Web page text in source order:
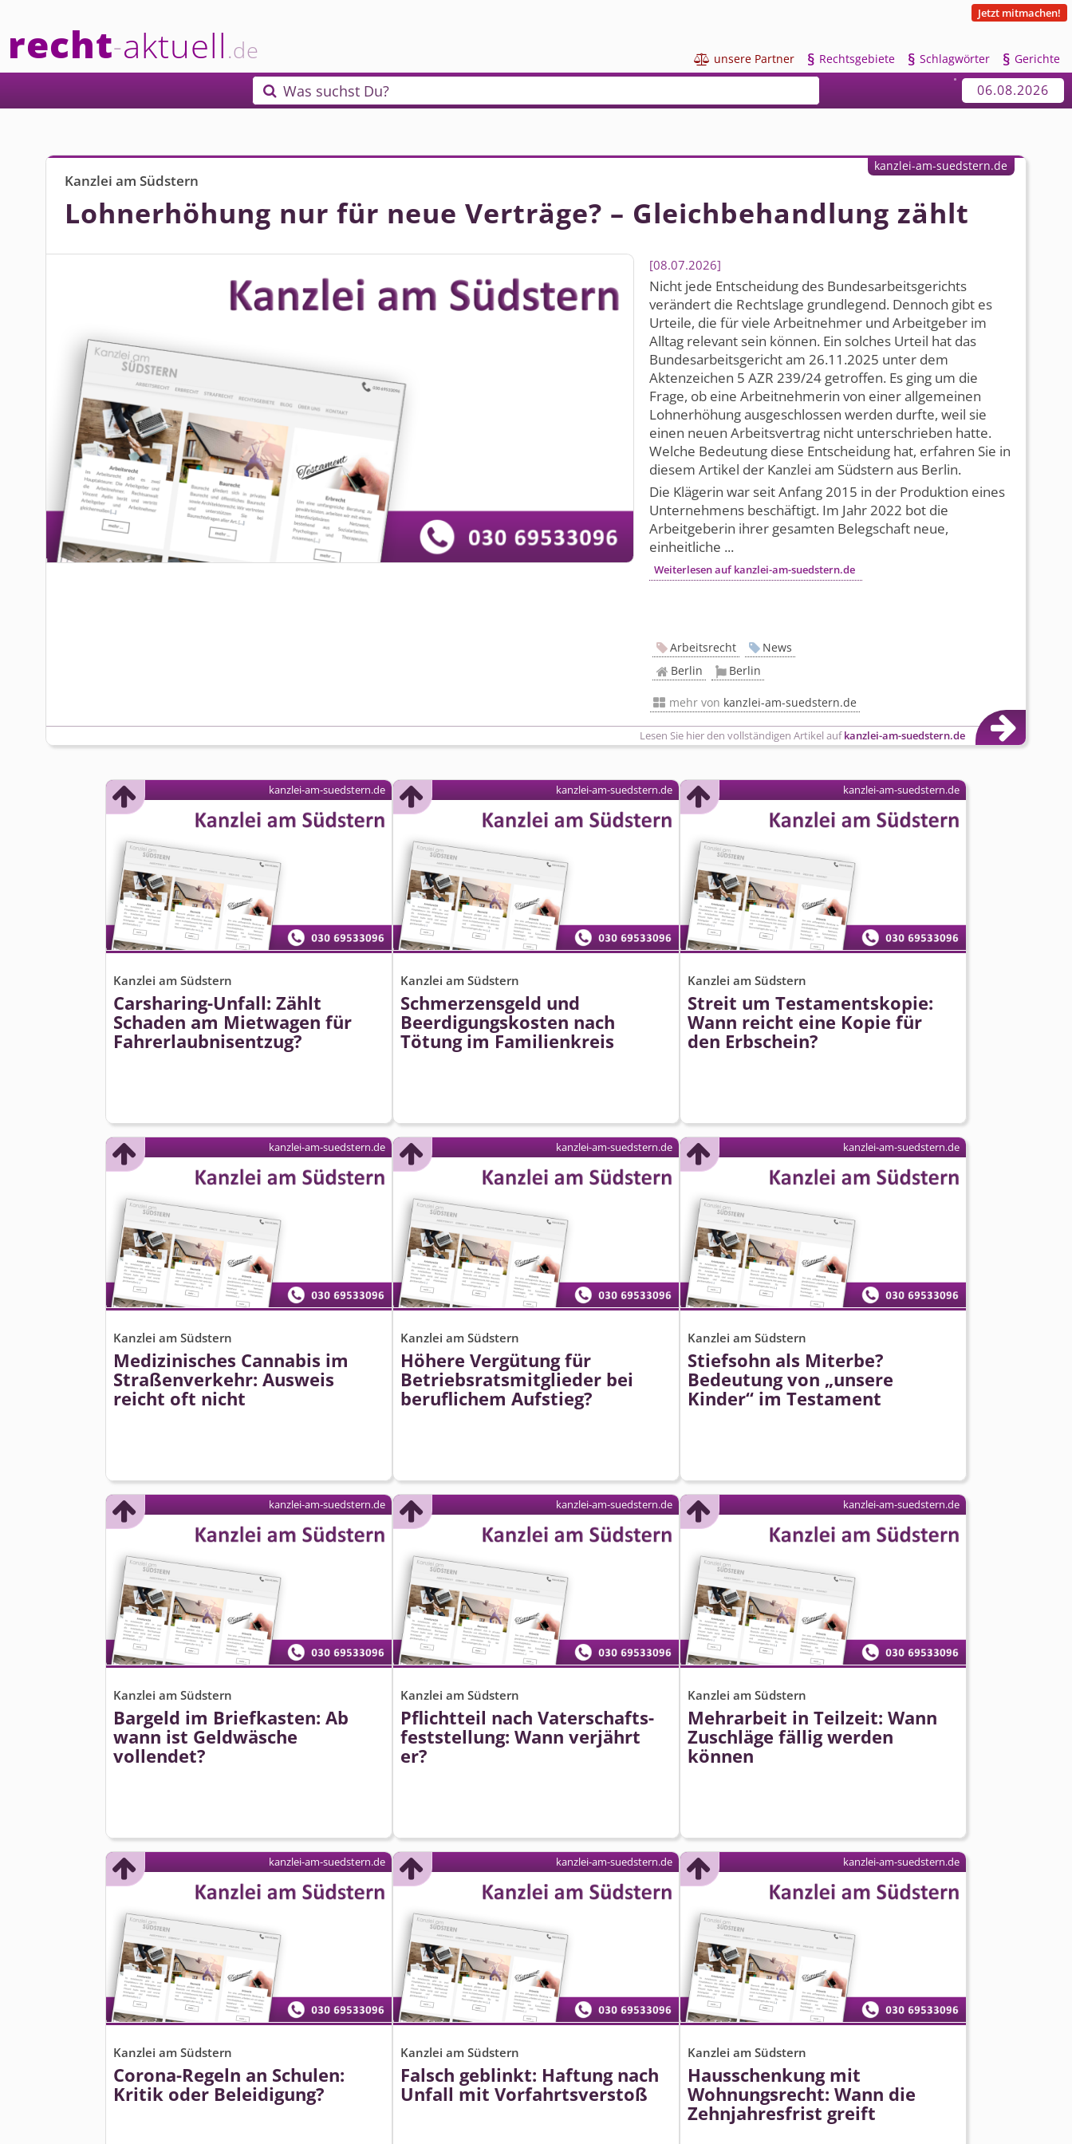
recht-aktuell.de
Jetzt mitmachen!
 unsere Partner § Rechtsgebiete § Schlagwörter § Gerichte
 Was suchst Du? 06.08.2026
Kanzlei am Südstern
Lohnerhöhung nur für neue Verträge? – Gleichbehandlung zählt
08.07.2026
Nicht jede Entscheidung des Bundesarbeits­gerichts
verändert die Rechtslage grundlegend. Dennoch gibt es
Urteile, die für viele Arbeitnehmer und Arbeitgeber im
Alltag relevant sein können. Ein solches Urteil hat das
Bundesarbeits­gericht am 26.11.2025 unter dem
Aktenzeichen 5 AZR 239/24 getroffen. Es ging um die
Frage, ob eine Arbeitnehmerin von einer allgemeinen
Lohnerhöhung ausgeschlossen werden durfte, weil sie
einen neuen Arbeitsvertrag nicht unterschrieben hatte.
Welche Bedeutung diese Entscheidung hat, erfahren Sie in
diesem Artikel der Kanzlei am Südstern aus Berlin.
Die Klägerin war seit Anfang 2015 in der Produktion eines
Unternehmens beschäftigt. Im Jahr 2022 bot die
Arbeitgeberin ihrer gesamten Belegschaft neue,
einheitliche ...
Weiterlesen auf kanzlei-am-suedstern.de
Lesen Sie hier den vollständigen Artikel aufkanzlei-am-suedstern.de
kanzlei-am-suedstern.de
Arbeitsrecht
News
Berlin
Berlin
mehr von kanzlei-am-suedstern.de
Kanzlei am Südstern
Carsharing-Unfall: Zählt
Schaden am Mietwagen für
Fahrerlaubnisentzug?
kanzlei-am-suedstern.de
Kanzlei am Südstern
Schmerzensgeld und
Beerdigungskosten nach
Tötung im Familienkreis
kanzlei-am-suedstern.de
Kanzlei am Südstern
Streit um Testamentskopie:
Wann reicht eine Kopie für
den Erbschein?
kanzlei-am-suedstern.de
Kanzlei am Südstern
Medizinisches Cannabis im
Straßenverkehr: Ausweis
reicht oft nicht
kanzlei-am-suedstern.de
Kanzlei am Südstern
Höhere Vergütung für
Betriebsrats­mitglieder bei
beruflichem Aufstieg?
kanzlei-am-suedstern.de
Kanzlei am Südstern
Stiefsohn als Miterbe?
Bedeutung von „unsere
Kinder“ im Testament
kanzlei-am-suedstern.de
Kanzlei am Südstern
Bargeld im Briefkasten: Ab
wann ist Geldwäsche
vollendet?
kanzlei-am-suedstern.de
Kanzlei am Südstern
Pflichtteil nach Vaterschafts­
feststellung: Wann verjährt
er?
kanzlei-am-suedstern.de
Kanzlei am Südstern
Mehrarbeit in Teilzeit: Wann
Zuschläge fällig werden
können
kanzlei-am-suedstern.de
Kanzlei am Südstern
Corona-Regeln an Schulen:
Kritik oder Beleidigung?
kanzlei-am-suedstern.de
Kanzlei am Südstern
Falsch geblinkt: Haftung nach
Unfall mit Vorfahrtsverstoß
kanzlei-am-suedstern.de
Kanzlei am Südstern
Hausschenkung mit
Wohnungsrecht: Wann die
Zehnjahresfrist greift
kanzlei-am-suedstern.de